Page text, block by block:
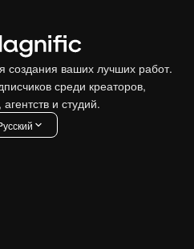
создания ваших лучших работ.
среди креаторов,
и студий.